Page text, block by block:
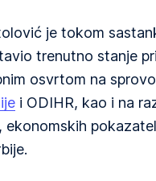
je tokom
trenutno stanje
osvrtom na
i ODIHR, kao i na
ekonomskih